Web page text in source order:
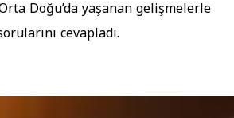
Doğu’da yaşanan gelişmelerle
cevapladı.